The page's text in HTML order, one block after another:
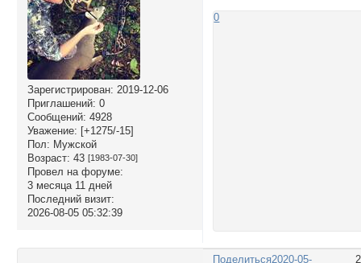
Зарегистрирован: 2019-12-06
Приглашений: 0
Сообщений: 4928
Уважение: [+1275/-15]
Пол: Мужской
Возраст: 43 [1983-07-30]
Провел на форуме:
3 месяца 11 дней
Последний визит:
2026-08-05 05:32:39
0
Поделиться2020-05-